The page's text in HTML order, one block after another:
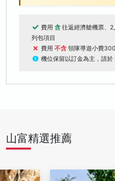
費用 含 往返經濟艙機票、
列包項目
費用 不含 領隊導遊小費
機位保留以訂金為主，請於
山富精選推薦